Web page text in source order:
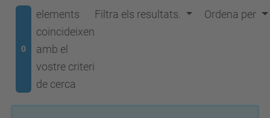
0
elements
coincideixen
amb el
vostre criteri
de cerca
Filtra els resultats. Ordena per